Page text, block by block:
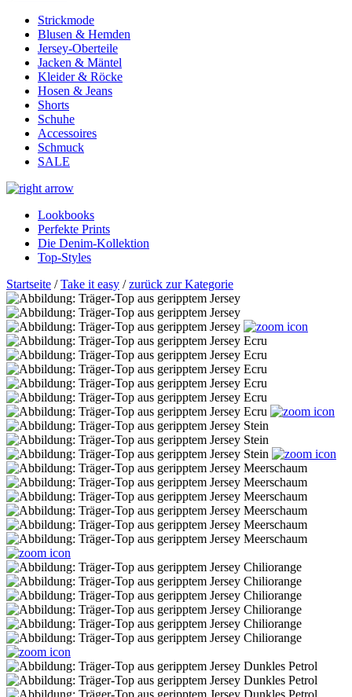
Strickmode
Blusen & Hemden
Jersey-Oberteile
Jacken & Mäntel
Kleider & Röcke
Hosen & Jeans
Shorts
Schuhe
Accessoires
Schmuck
SALE
Lookbooks
Perfekte Prints
Die Denim-Kollektion
Top-Styles
Startseite /Take it easy /zurück zur Kategorie